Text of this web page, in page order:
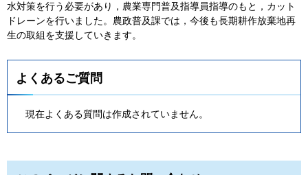
水対策を行う必要があり，農業専門普及指導員指導のもと，カット
ドレーンを行いました。農政普及課では，今後も長期耕作放棄地再
生の取組を支援していきます。
よくあるご質問
現在よくある質問は作成されていません。